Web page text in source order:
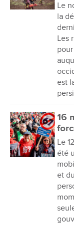
Le
la
Les
est
16
Le
été
et